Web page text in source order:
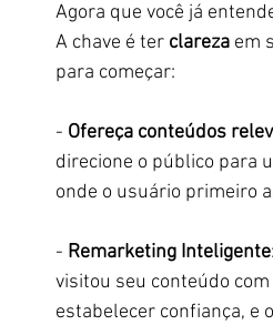
Agora que você já
A chave é ter clareza em
para começar:
- Ofereça conteúdos
direcione o público para
onde o usuário primeiro
- Remarketing Inteligente
visitou seu conteúdo
estabelecer confiança, e